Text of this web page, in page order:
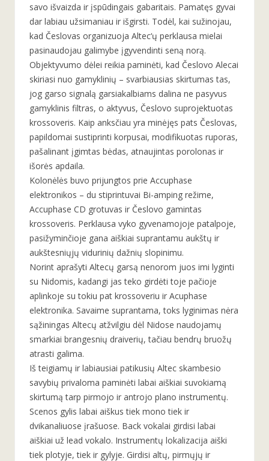
savo išvaizda ir įspūdingais gabaritais. Pamatęs gyvai
dar labiau užsimaniau ir išgirsti. Todėl, kai sužinojau,
kad Česlovas organizuoja Altec‘ų perklausa mielai
pasinaudojau galimybe įgyvendinti seną norą.
Objektyvumo dėlei reikia paminėti, kad Česlovo Alecai
skiriasi nuo gamyklinių – svarbiausias skirtumas tas,
jog garso signalą garsiakalbiams dalina ne pasyvus
gamyklinis filtras, o aktyvus, Česlovo suprojektuotas
krossoveris. Kaip anksčiau yra minėjęs pats Česlovas,
papildomai sustiprinti korpusai, modifikuotas ruporas,
pašalinant įgimtas bėdas, atnaujintas porolonas ir
išorės apdaila.
Kolonėlės buvo prijungtos prie Accuphase
elektronikos – du stiprintuvai Bi-amping režime,
Accuphase CD grotuvas ir Česlovo gamintas
krossoveris. Perklausa vyko gyvenamojoje patalpoje,
pasižyminčioje gana aiškiai suprantamu aukštų ir
aukštesniųjų vidurinių dažnių slopinimu.
Norint aprašyti Altecų garsą nenorom juos imi lyginti
su Nidomis, kadangi jas teko girdėti toje pačioje
aplinkoje su tokiu pat krossoveriu ir Acuphase
elektronika. Savaime suprantama, toks lyginimas nėra
sąžiningas Altecų atžvilgiu dėl Nidose naudojamų
smarkiai brangesnių draiverių, tačiau bendrų bruožų
atrasti galima.
Iš teigiamų ir labiausiai patikusių Altec skambesio
savybių privaloma paminėti labai aiškiai suvokiamą
skirtumą tarp pirmojo ir antrojo plano instrumentų.
Scenos gylis labai aiškus tiek mono tiek ir
dvikanaliuose įrašuose. Back vokalai girdisi labai
aiškiai už lead vokalo. Instrumentų lokalizacija aiški
tiek plotyje, tiek ir gylyje. Girdisi altų, pirmųjų ir